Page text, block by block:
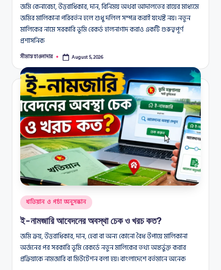
জমি কেনাবেচা, উত্তরাধিকার, দান, বিনিময় অথবা আদালতের রায়ের মাধ্যমে
জমির মালিকানা পরিবর্তন হলে শুধু দলিল সম্পন্ন করাই যথেষ্ট নয়। নতুন
মালিকের নামে সরকারি ভূমি রেকর্ড হালনাগাদ করাও একটি গুরুত্বপূর্ণ
প্রশাসনিক
Posted
সীমান্ত হাওলাদার August 5, 2026
Posted
in
খতিয়ান ও পর্চা অনুসন্ধান
ই-নামজারি আবেদনের অবস্থা চেক ও খরচ কত?
জমি ক্রয়, উত্তরাধিকার, দান, হেবা বা অন্য কোনো বৈধ উপায়ে মালিকানা
অর্জনের পর সরকারি ভূমি রেকর্ডে নতুন মালিকের তথ্য অন্তর্ভুক্ত করার
প্রক্রিয়াকে নামজারি বা মিউটেশন বলা হয়। বাংলাদেশে বর্তমানে অনেক